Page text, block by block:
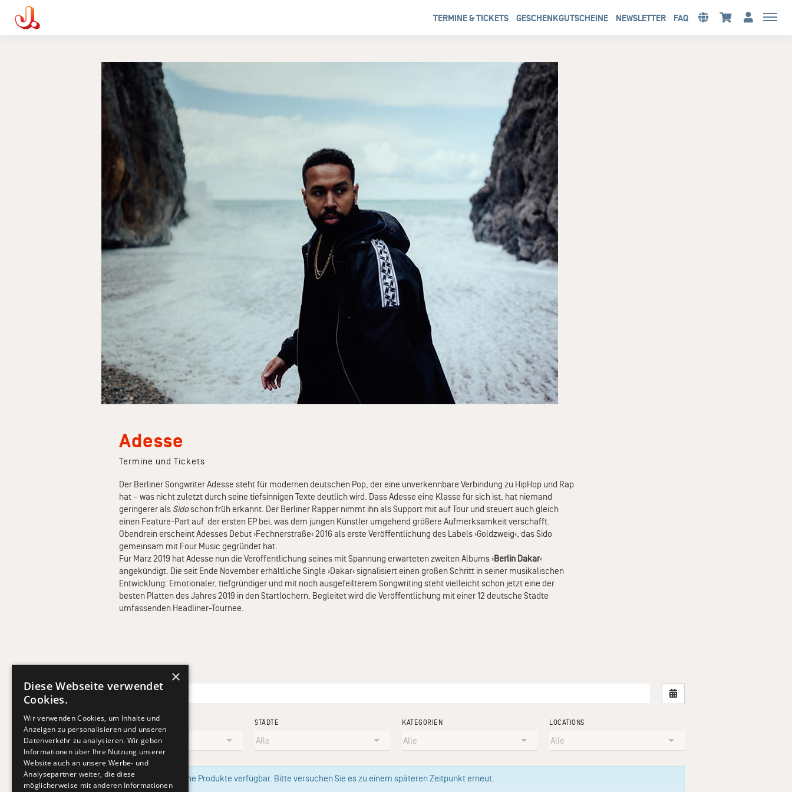
TERMINE & TICKETS GESCHENKGUTSCHEINE NEWSLETTER FAQ
Adesse
Termine und Tickets
Der Berliner Songwriter Adesse steht für modernen deutschen Pop, der eine unverkennbare Verbindung zu HipHop und Rap
hat – was nicht zuletzt durch seine tiefsinnigen Texte deutlich wird. Dass Adesse eine Klasse für sich ist, hat niemand
geringerer als Sidoschon früh erkannt. Der Berliner Rapper nimmt ihn als Support mit auf Tour und steuert auch gleich
einen Feature-Part auf der ersten EP bei, was dem jungen Künstler umgehend größere Aufmerksamkeit verschafft.
Obendrein erscheint Adesses Debut ›Fechnerstraße‹ 2016 als erste Veröffentlichung des Labels ›Goldzweig‹, das Sido
gemeinsam mit Four Music gegründet hat.
Für März 2019 hat Adesse nun die Veröffentlichung seines mit Spannung erwarteten zweiten Albums ›Berlin Dakar‹
angekündigt. Die seit Ende November erhältliche Single ›Dakar‹ signalisiert einen großen Schritt in seiner musikalischen
Entwicklung: Emotionaler, tiefgründiger und mit noch ausgefeilterem Songwriting steht vielleicht schon jetzt eine der
besten Platten des Jahres 2019 in den Startlöchern. Begleitet wird die Veröffentlichung mit einer 12 deutsche Städte
umfassenden Headliner-Tournee.
Nach Datum filtern
KÜNSTLER STÄDTE KATEGORIEN LOCATIONS
Im Moment sind keine Produkte verfügbar. Bitte versuchen Sie es zu einem späteren Zeitpunkt erneut.
×
Diese Webseite verwendet
Cookies.
Wir verwenden Cookies, um Inhalte und
Anzeigen zu personalisieren und unseren
Datenverkehr zu analysieren. Wir geben
Informationen über Ihre Nutzung unserer
Website auch an unsere Werbe- und
Analysepartner weiter, die diese
möglicherweise mit anderen Informationen